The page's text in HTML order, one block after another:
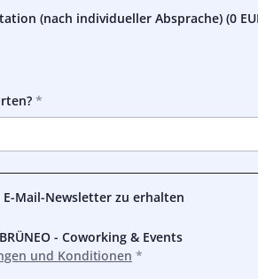
(nach individueller Absprache) (0
Mail-Newsletter zu erhalten
- Coworking & Events
und Konditionen